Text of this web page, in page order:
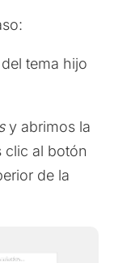
tema hijo
y abrimos la
clic al botón
de la